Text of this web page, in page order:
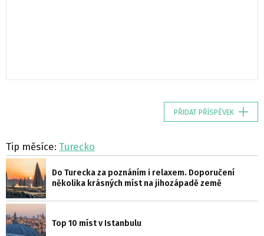
PŘIDAT PŘÍSPĚVEK
Tip měsíce: Turecko
Do Turecka za poznáním i relaxem. Doporučení
několika krásných míst na jihozápadě země
Top 10 míst v Istanbulu